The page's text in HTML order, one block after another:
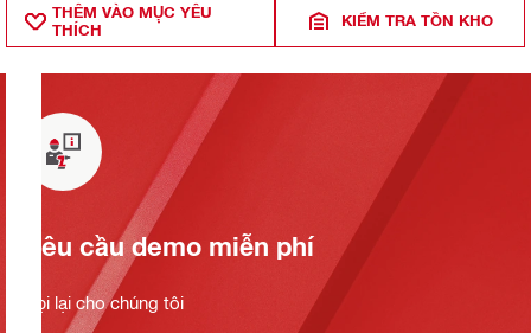
THÊM VÀO MỤ̣C YÊU
THÍCH
KIỂM TRA TỒN KHO
Yêu cầu demo miễn phí
Gọi lại cho chúng tôi